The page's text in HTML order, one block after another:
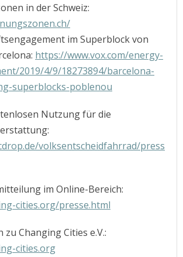
in der Schweiz:
im Superblock von
https://www.vox.com/energy-
2019/4/9/18273894/barcelona-
superblocks-poblenou
Nutzung für die
volksentscheidfahrrad/press
im Online-Bereich:
cities.org/presse.html
Changing Cities e.V.:
cities.org